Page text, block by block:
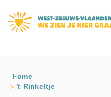
Home
't Rinkeltje